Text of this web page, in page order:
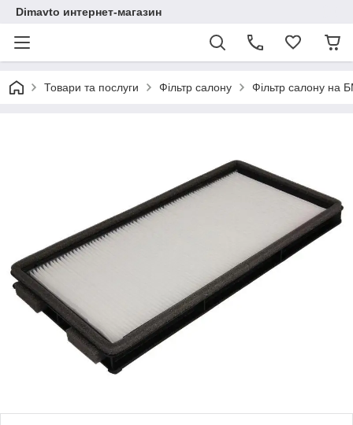
Dimavto интернет-магазин
Товари та послуги Фільтр салону Фільтр салону на